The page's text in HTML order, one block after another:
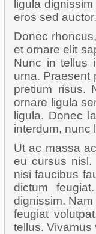
ligula
eros sed auctor.
Donec
et ornare elit
Nunc in tellus
urna. Praesent
pretium risus.
ornare ligula
ligula. Donec
interdum, nunc
Ut ac massa
eu cursus nisl.
nisi faucibus
dictum
dignissim.
feugiat
tellus. Vivamus